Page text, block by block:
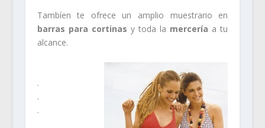
Tambíen te ofrece un amplio muestrario en
barras para cortinas y toda la mercería a tu
alcance.
.
.
.